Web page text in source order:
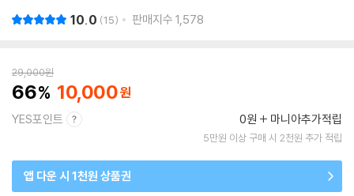
10.0 15 판매지수 1,578
29,000원
66 10,000
YES포인트 0원 마니아추가적립
5만원 이상 구매 시 2천원 추가 적립
앱 다운 시 1천원 상품권